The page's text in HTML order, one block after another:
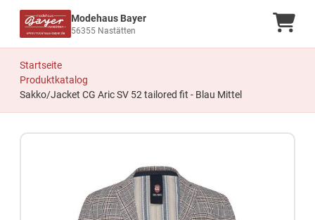
Modehaus Bayer
56355 Nastätten
Startseite
Produktkatalog
Sakko/Jacket CG Aric SV 52 tailored fit - Blau Mittel